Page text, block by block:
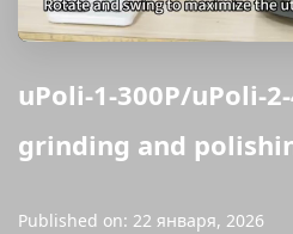
uPoli-1-300P/uPoli-
grinding and
Published on: 22 января, 2026